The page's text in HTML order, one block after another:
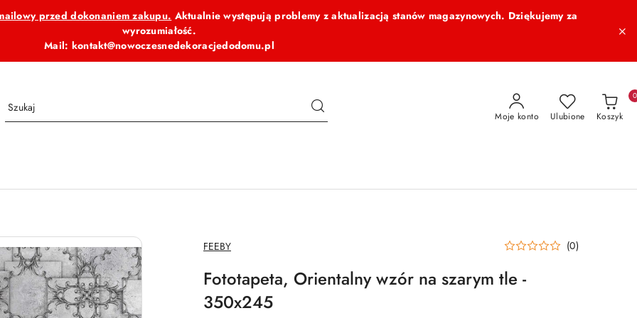
przed dokonaniem zakupu. Aktualnie występują problemy z aktualizacją stanów magazynowych. Dziękujemy za
wyrozumiałość.
Mail: kontakt@nowoczesnedekoracjedodomu.pl
Moje konto Ulubione Koszyk
0
NAZWA
PRODUCENTA:
FEEBY (0)
Fototapeta, Orientalny wzór na szarym tle -
350x245